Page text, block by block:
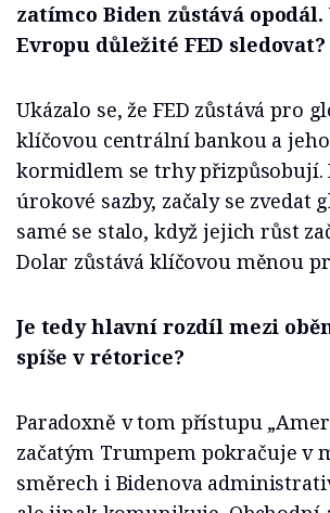
zatímco Biden zůstává opodál.
Evropu důležité FED sledovat?
Ukázalo se, že FED zůstává pro
klíčovou centrální bankou a
kormidlem se trhy přizpůsobují.
úrokové sazby, začaly se zvedat
samé se stalo, když jejich růst
Dolar zůstává klíčovou měnou
Je tedy hlavní rozdíl mezi
spíše v rétorice?
Paradoxně v tom přístupu
začatým Trumpem pokračuje v
směrech i Bidenova